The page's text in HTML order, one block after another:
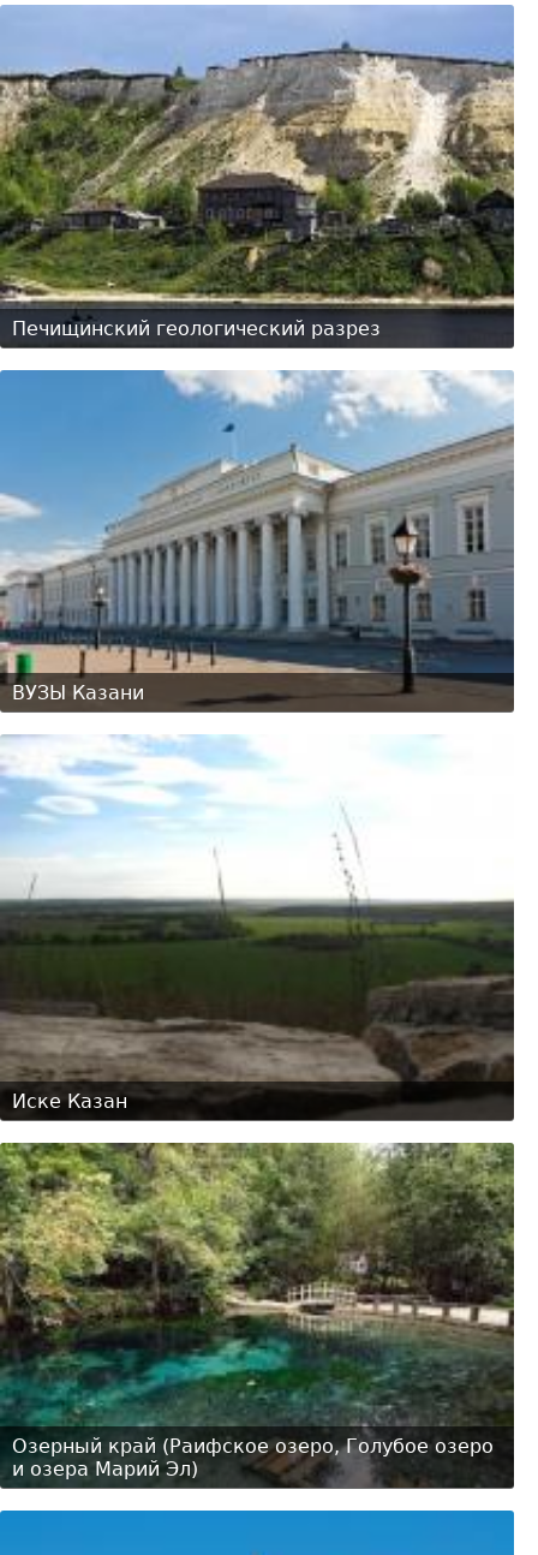
Печищинский геологический разрез
ВУЗЫ Казани
Иске Казан
Озерный край (Раифское озеро, Голубое озеро
и озера Марий Эл)